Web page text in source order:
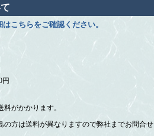
こちらをご確認ください。
円
がかかります。
方は送料が異なりますので弊社までお問合せ